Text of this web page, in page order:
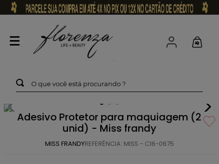
O que você está procurando ?
Adesivo Protetor para maquiagem (2
unid) - Miss frandy
MISS FRANDYREFERÊNCIA: MISS - C16-0675